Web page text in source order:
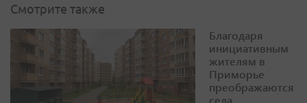
Смотрите также
Благодаря
инициативным
жителям в
Приморье
преображаются